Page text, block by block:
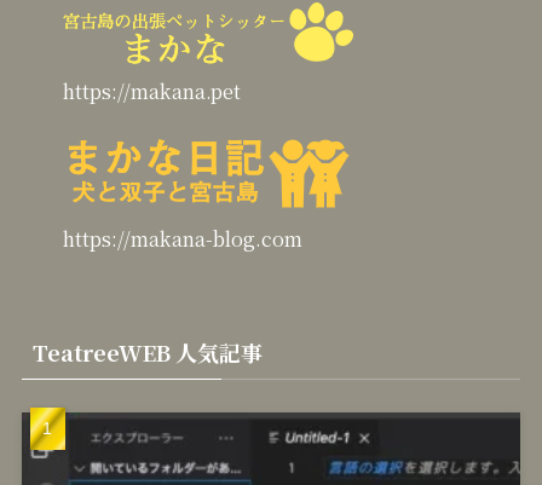
https://makana.pet
https://makana-blog.com
TeatreeWEB 人気記事